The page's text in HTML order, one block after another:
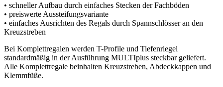
• schneller Aufbau durch einfaches Stecken der Fachböden
• preiswerte Aussteifungsvariante
• einfaches Ausrichten des Regals durch Spannschlösser an den
Kreuzstreben
Bei Komplettregalen werden T-Profile und Tiefenriegel
standardmäßig in der Ausführung MULTIplus steckbar geliefert.
Alle Komplettregale beinhalten Kreuzstreben, Abdeckkappen und
Klemmfüße.